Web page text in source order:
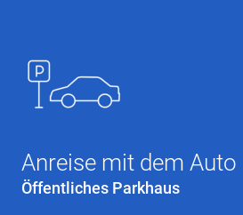
Anreise mit dem Auto
Öffentliches Parkhaus